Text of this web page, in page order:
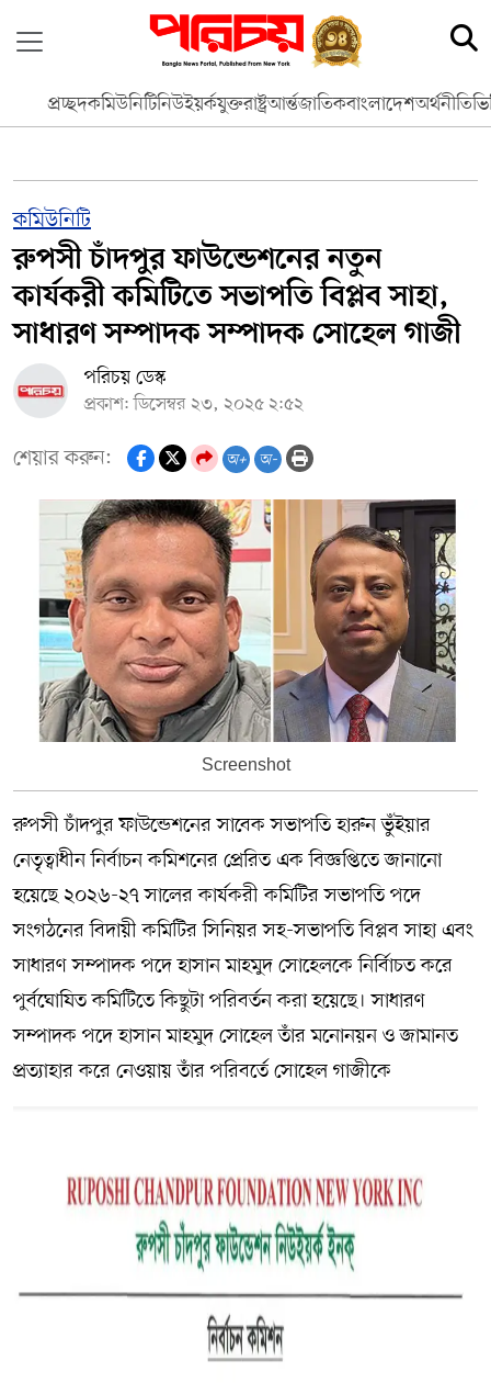
প্রচ্ছদকমিউনিটিনিউইয়র্কযুক্তরাষ্ট্রআর্ন্তজাতিকবাংলাদেশঅর্থনীতি
কমিউনিটি
রুপসী চাঁদপুর ফাউন্ডেশনের নতুন
কার্যকরী কমিটিতে সভাপতি বিপ্লব সাহা,
সাধারণ সম্পাদক সম্পাদক সোহেল গাজী
পরিচয় ডেস্ক
প্রকাশ: ডিসেম্বর ২৩, ২০২৫ ২:৫২
শেয়ার করুন: অ+ অ-
Screenshot
রুপসী চাঁদপুর ফাউন্ডেশনের সাবেক সভাপতি হারুন ভুঁইয়ার
নেতৃত্বাধীন নির্বাচন কমিশনের প্রেরিত এক বিজ্ঞপ্তিতে জানানো
হয়েছে ২০২৬-২৭ সালের কার্যকরী কমিটির সভাপতি পদে
সংগঠনের বিদায়ী কমিটির সিনিয়র সহ-সভাপতি বিপ্লব সাহা এবং
সাধারণ সম্পাদক পদে হাসান মাহমুদ সোহেলকে নির্বািচত করে
পুর্বঘোষিত কমিটিতে কিছুটা পরিবর্তন করা হয়েছে। সাধারণ
সম্পাদক পদে হাসান মাহমুদ সোহেল তাঁর মনোনয়ন ও জামানত
প্রত্যাহার করে নেওয়ায় তাঁর পরিবর্তে সোহেল গাজীকে